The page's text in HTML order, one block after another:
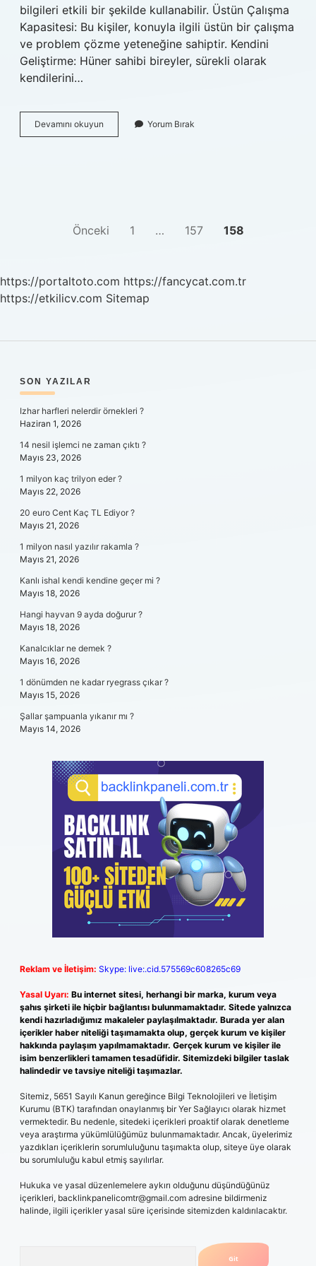
bilgileri etkili bir şekilde kullanabilir. Üstün Çalışma
Kapasitesi: Bu kişiler, konuyla ilgili üstün bir çalışma
ve problem çözme yeteneğine sahiptir. Kendini
Geliştirme: Hüner sahibi bireyler, sürekli olarak
kendilerini…
Devamını okuyun
sahibi
Yorum Bırak
Önceki 1 … 157 158
https://portaltoto.com https://fancycat.com.tr
https://etkilicv.com Sitemap
SIDEBAR
SON YAZILAR
Izhar harfleri nelerdir örnekleri ?
Haziran 1, 2026
14 nesil işlemci ne zaman çıktı ?
Mayıs 23, 2026
1 milyon kaç trilyon eder ?
Mayıs 22, 2026
20 euro Cent Kaç TL Ediyor ?
Mayıs 21, 2026
1 milyon nasıl yazılır rakamla ?
Mayıs 21, 2026
Kanlı ishal kendi kendine geçer mi ?
Mayıs 18, 2026
Hangi hayvan 9 ayda doğurur ?
Mayıs 18, 2026
Kanalcıklar ne demek ?
Mayıs 16, 2026
1 dönümden ne kadar ryegrass çıkar ?
Mayıs 15, 2026
Şallar şampuanla yıkanır mı ?
Mayıs 14, 2026
Reklam ve İletişim: Skype: live:.cid.575569c608265c69
Yasal Uyarı: Bu internet sitesi, herhangi bir marka, kurum veya
şahıs şirketi ile hiçbir bağlantısı bulunmamaktadır. Sitede yalnızca
kendi hazırladığımız makaleler paylaşılmaktadır. Burada yer alan
içerikler haber niteliği taşımamakta olup, gerçek kurum ve kişiler
hakkında paylaşım yapılmamaktadır. Gerçek kurum ve kişiler ile
isim benzerlikleri tamamen tesadüfidir. Sitemizdeki bilgiler taslak
halindedir ve tavsiye niteliği taşımazlar.
Sitemiz, 5651 Sayılı Kanun gereğince Bilgi Teknolojileri ve İletişim
Kurumu (BTK) tarafından onaylanmış bir Yer Sağlayıcı olarak hizmet
vermektedir. Bu nedenle, sitedeki içerikleri proaktif olarak denetleme
veya araştırma yükümlülüğümüz bulunmamaktadır. Ancak, üyelerimiz
yazdıkları içeriklerin sorumluluğunu taşımakta olup, siteye üye olarak
bu sorumluluğu kabul etmiş sayılırlar.
Hukuka ve yasal düzenlemelere aykırı olduğunu düşündüğünüz
içerikleri, backlinkpanelicomtr@gmail.com adresine bildirmeniz
halinde, ilgili içerikler yasal süre içerisinde sitemizden kaldırılacaktır.